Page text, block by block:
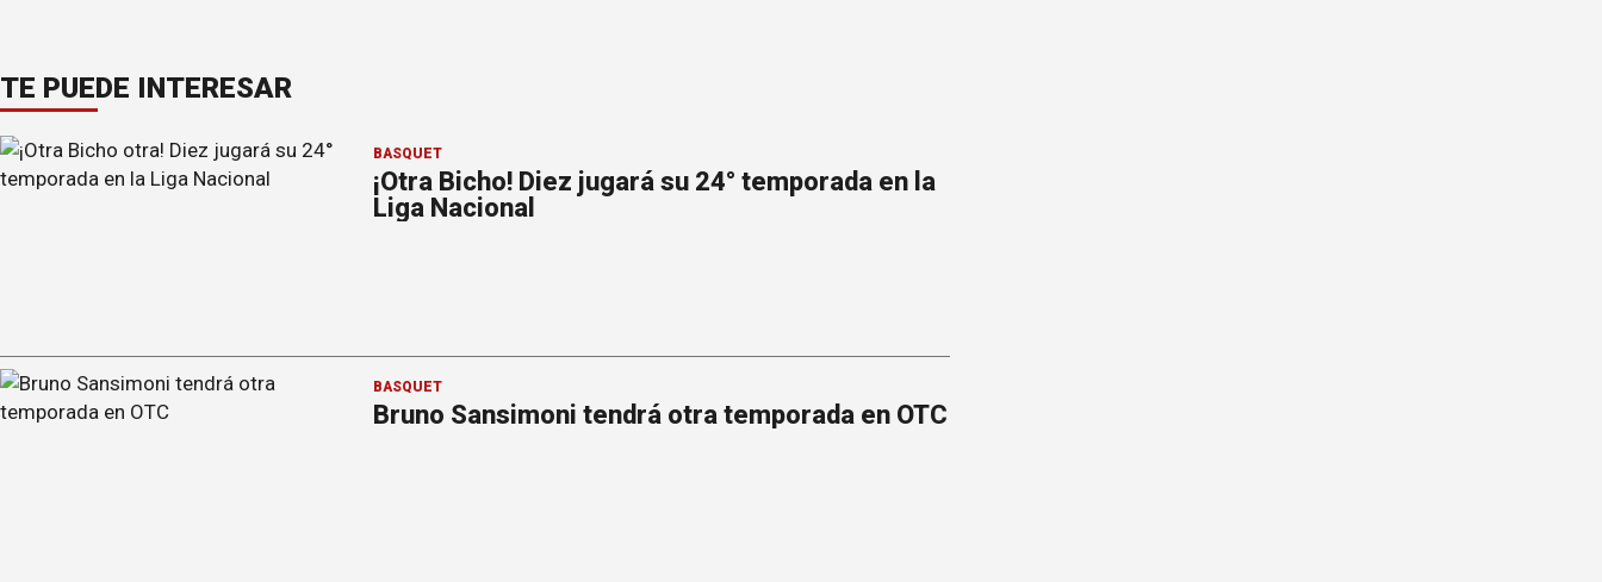
TE PUEDE INTERESAR
BÁSQUET
¡Otra Bicho! Diez jugará su 24° temporada en la
Liga Nacional
BÁSQUET
Bruno Sansimoni tendrá otra temporada en OTC